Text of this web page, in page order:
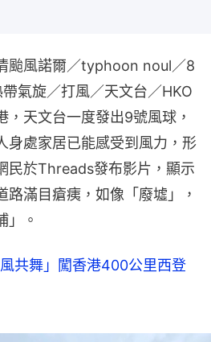
颱風諾爾／typhoon noul／8
氣旋／打風／天文台／HKO
，天文台一度發出9號風球，
身處家居已能感受到風力，形
民於Threads發布影片，顯示
路滿目瘡痍，如像「廢墟」，
」。
共舞」闖香港400公里西登